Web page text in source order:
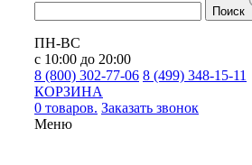
Поиск
ПН-ВС
с 10:00 до 20:00
8 (800) 302-77-06 8 (499) 348-15-11
КОРЗИНА
0 товаров. Заказать звонок
Меню